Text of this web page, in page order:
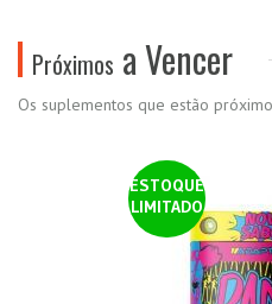
Próximos a Vencer
Os suplementos que estão
ESTOQUE
LIMITADO